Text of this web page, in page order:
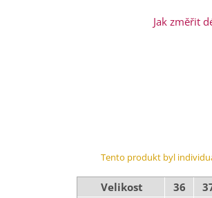
Jak změřit
Tento produkt byl
Velikost 36